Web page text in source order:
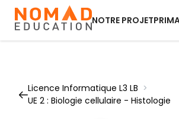
NOTRE PROJET
Licence Informatique L3 LB >
UE 2 : Biologie cellulaire - Histologie